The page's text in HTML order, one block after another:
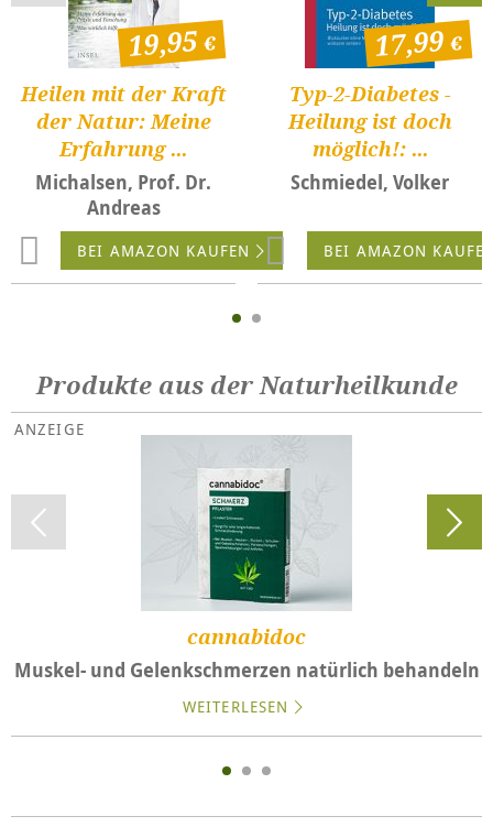
Heilen mit der Kraft
der Natur: Meine
Erfahrung ...
Michalsen, Prof. Dr.
Andreas
19,95
BEI AMAZON KAUFEN
Typ-2-Diabetes -
Heilung ist doch
möglich!: ...
Schmiedel, Volker
17,99
BEI AMAZON
Produkte aus der Naturheilkunde
cannabidoc
Muskel- und Gelenkschmerzen natürlich behandeln
WEITERLESEN